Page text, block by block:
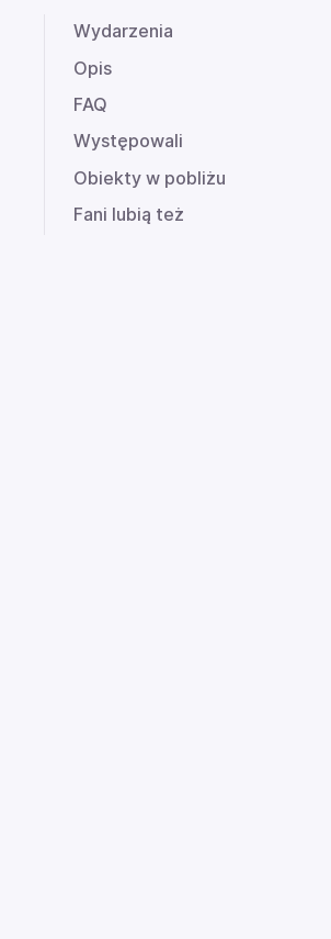
Wydarzenia
Opis
FAQ
Występowali
Obiekty w pobliżu
Fani lubią też